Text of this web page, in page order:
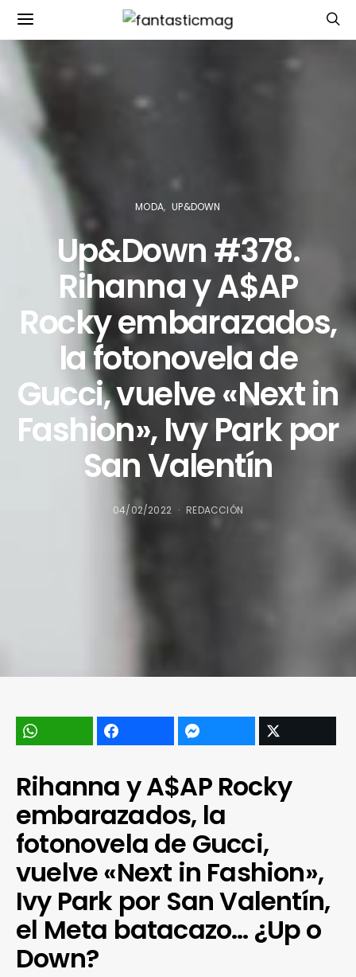
MODA UP&DOWN
Up&Down #378.
Rihanna y A$AP
Rocky embarazados,
la fotonovela de
Gucci, vuelve «Next in
Fashion», Ivy Park por
San Valentín
04/02/2022 REDACCIÓN
Rihanna y A$AP Rocky
embarazados, la
fotonovela de Gucci,
vuelve «Next in Fashion»,
Ivy Park por San Valentín,
el Meta batacazo… ¿Up o
Down?